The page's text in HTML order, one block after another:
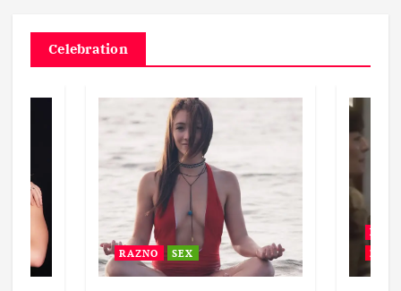
Celebration
RAZNO SEX
BEZ